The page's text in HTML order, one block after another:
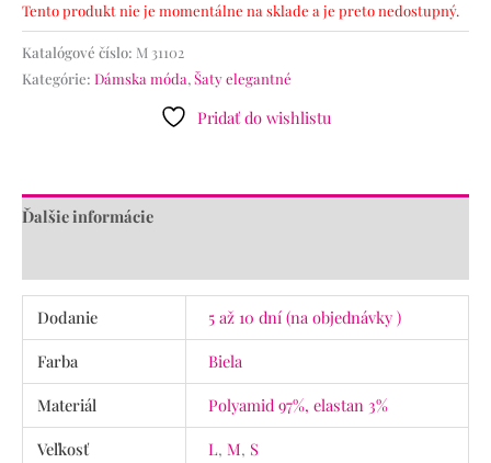
Tento produkt nie je momentálne na sklade a je preto nedostupný.
Katalógové číslo: M 31102
Kategórie: Dámska móda,Šaty elegantné
Pridať do wishlistu
Ďalšie informácie
Dodanie
5 až 10 dní (na objednávky )
Farba
Biela
Materiál
Polyamid 97%, elastan 3%
Veľkosť
L, M, S